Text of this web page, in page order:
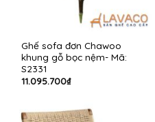
Ghế sofa đơn Chawoo
khung gỗ bọc nệm- Mã:
S2331
11.095.700₫